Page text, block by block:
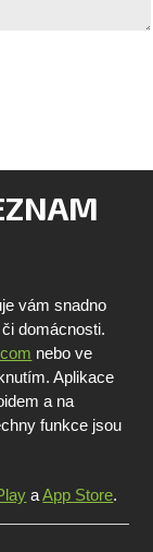
vám snadno
domácnosti.
nebo ve
Aplikace
a na
funkce jsou
aApp Store.